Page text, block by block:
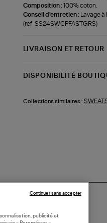
Composition :100% coton.
Conseil d'entretien :
Lavage
(ref-SS24SWCPFASTGRS)
LIVRAISON ET RETOUR
DISPONIBILITÉ
Collections similaires :
publicité et
Continuer sans accepter